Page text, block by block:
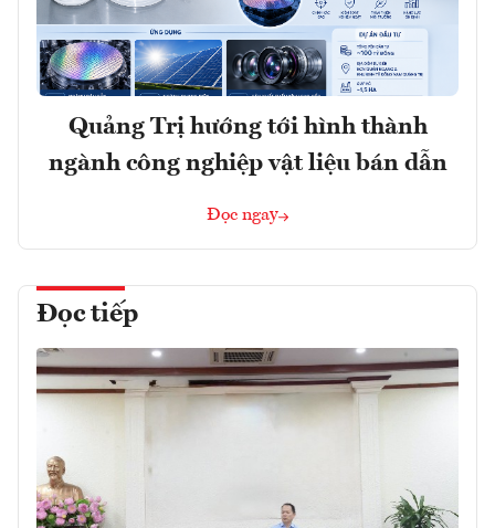
Quảng Trị hướng tới hình thành
ngành công nghiệp vật liệu bán dẫn
Đọc ngay
Đọc tiếp